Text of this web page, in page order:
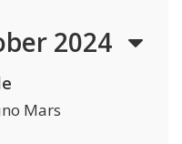
2024
Mars